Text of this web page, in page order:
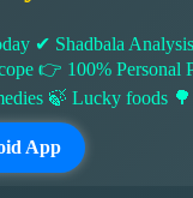
✔ Shadbala
👉 100%
🍃 Lucky foods
App